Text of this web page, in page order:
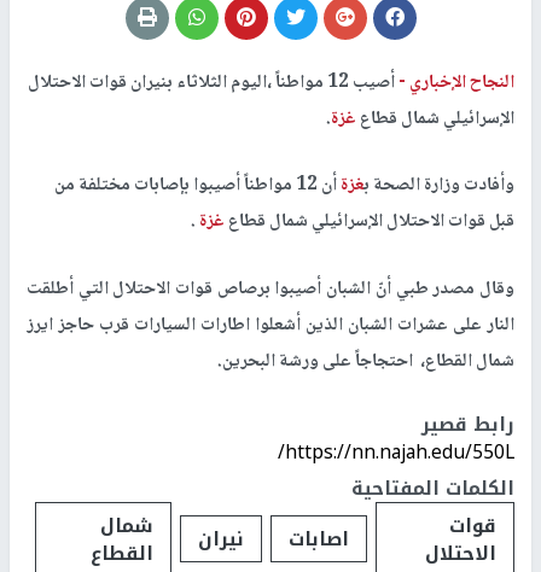
النجاح الإخباري -
أصيب 12 مواطناً ،اليوم الثلاثاء بنيران قوات الاحتلال
الإسرائيلي شمال قطاعغزة.
وأفادت وزارة الصحة بغزة
أن 12 مواطناً أصيبوا بإصابات مختلفة من
قبل قوات الاحتلال الإسرائيلي شمال قطاعغزة.
وقال مصدر طبي أنّ الشبان أصيبوا برصاص قوات الاحتلال التي أطلقت
النار على عشرات الشبان الذين أشعلوا اطارات السيارات قرب حاجز ايرز
شمال القطاع، احتجاجاً على ورشة البحرين.
رابط قصير
https://nn.najah.edu/550L/
الكلمات المفتاحية
قوات
الاحتلال اصابات نيران شمال
القطاع